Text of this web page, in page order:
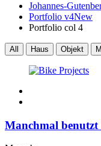
Johannes-
Portfolio v4New
Portfolio col 4
All Haus Objekt
Manchmal benutzt